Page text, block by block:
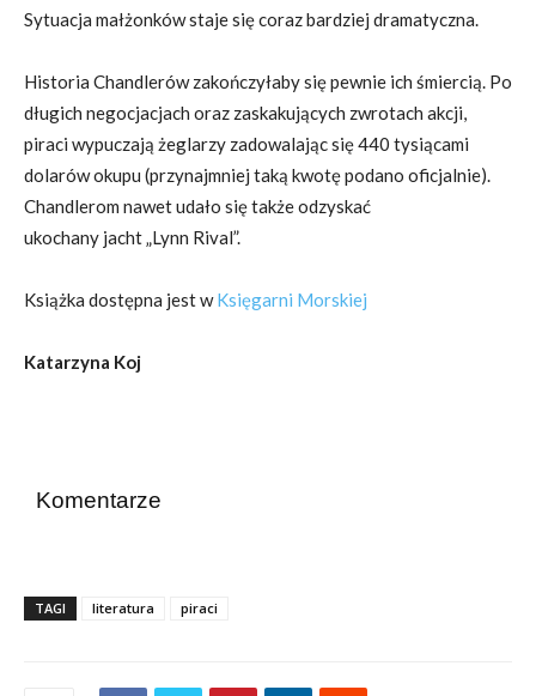
Sytuacja małżonków staje się coraz bardziej dramatyczna.
Historia Chandlerów zakończyłaby się pewnie ich śmiercią. Po
długich negocjacjach oraz zaskakujących zwrotach akcji,
piraci wypuczają żeglarzy zadowalając się 440 tysiącami
dolarów okupu (przynajmniej taką kwotę podano oficjalnie).
Chandlerom nawet udało się także odzyskać
ukochany jacht „Lynn Rival”.
Książka dostępna jest wKsięgarni Morskiej
Katarzyna Koj
Komentarze
TAGI literatura piraci